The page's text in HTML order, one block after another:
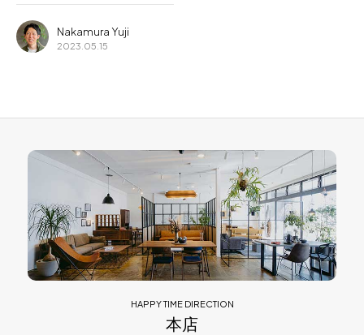
Nakamura Yuji
2023.05.15
HAPPY TIME DIRECTION
本店